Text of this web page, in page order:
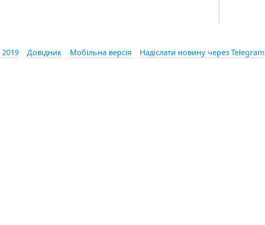
2019 Довідник Мобільна версія Надіслати новину через Telegram